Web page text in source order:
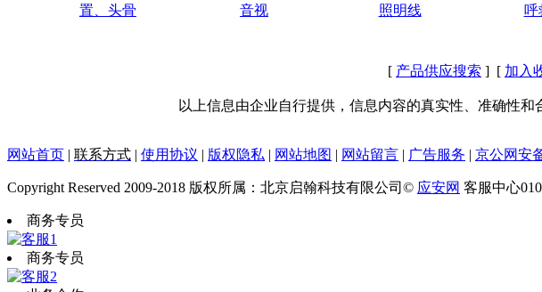
置、头骨
音视
照明线
呼
[ 产品供应搜索 ] [ 加入
以上信息由企业自行提供，信息内容的真实性、准确性
网站首页 | 联系方式 | 使用协议 | 版权隐私 | 网站地图 | 网站留言 | 广告服务 | 京公网安
Copyright Reserved 2009-2018 版权所属：北京启翰科技有限公司© 应安网 客服中心
商务专员
商务专员